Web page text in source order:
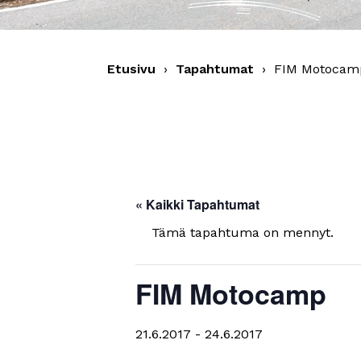
Etusivu › Tapahtumat › FIM
« Kaikki Tapahtumat
Tämä tapahtuma on mennyt.
FIM Motocamp
21.6.2017 - 24.6.2017